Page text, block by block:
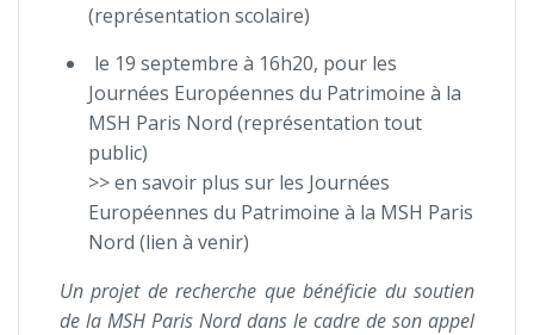
(représentation scolaire)
le 19 septembre à 16h20, pour les
Journées Européennes du Patrimoine à la
MSH Paris Nord (représentation tout
public)
>> en savoir plus sur les Journées
Européennes du Patrimoine à la MSH Paris
Nord (lien à venir)
Un projet de recherche que bénéficie du soutien
de la MSH Paris Nord dans le cadre de son appel